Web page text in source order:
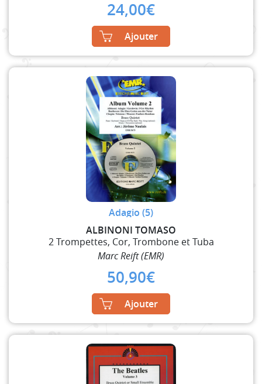
24,00€
Ajouter
Adagio (5)
ALBINONI TOMASO
2 Trompettes, Cor, Trombone et Tuba
Marc Reift (EMR)
50,90€
Ajouter